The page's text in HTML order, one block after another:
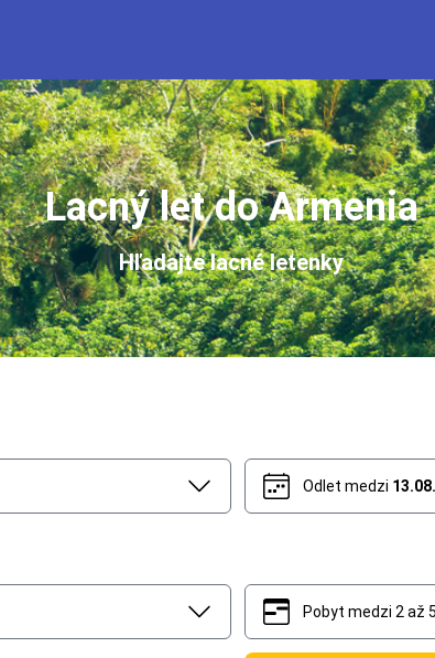
Lacný let do Armenia
Hľadajte lacné letenky
Odlet medzi
Pobyt medzi 2 až